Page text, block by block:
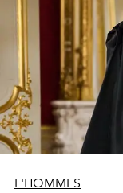
L'HOMMES